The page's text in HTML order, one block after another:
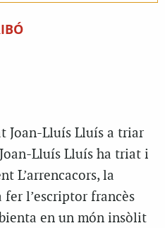
Joan-Lluís Lluís a triar
Lluís Lluís ha triat i
L’arrencacors, la
fer l’escriptor francès
en un món insòlit